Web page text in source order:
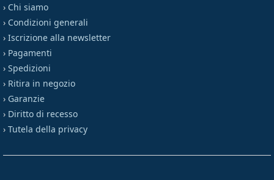
› Chi siamo
› Condizioni generali
› Iscrizione alla newsletter
› Pagamenti
› Spedizioni
› Ritira in negozio
› Garanzie
› Diritto di recesso
› Tutela della privacy